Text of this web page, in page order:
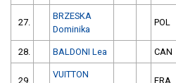
27.
BRZESKA
Dominika
POL
28. BALDONI Lea CAN
29.
VUITTON
FRA